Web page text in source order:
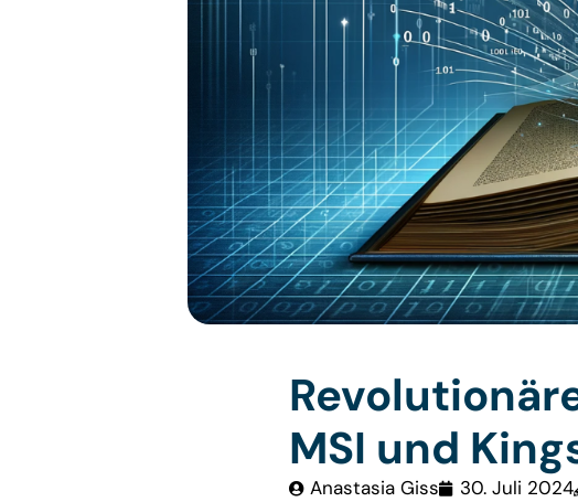
MSI und
Anastasia Giss 30. Juli 2024